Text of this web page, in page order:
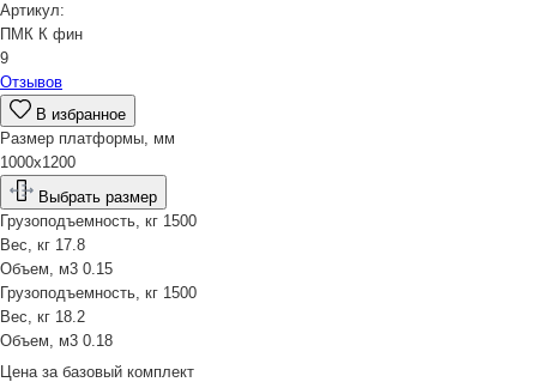
Артикул:
ПМК К фин
9
Отзывов
В избранное
Размер платформы, мм
1000х1200
Выбрать размер
Грузоподъемность, кг 1500
Вес, кг 17.8
Объем, м3 0.15
Грузоподъемность, кг 1500
Вес, кг 18.2
Объем, м3 0.18
Цена за базовый комплект